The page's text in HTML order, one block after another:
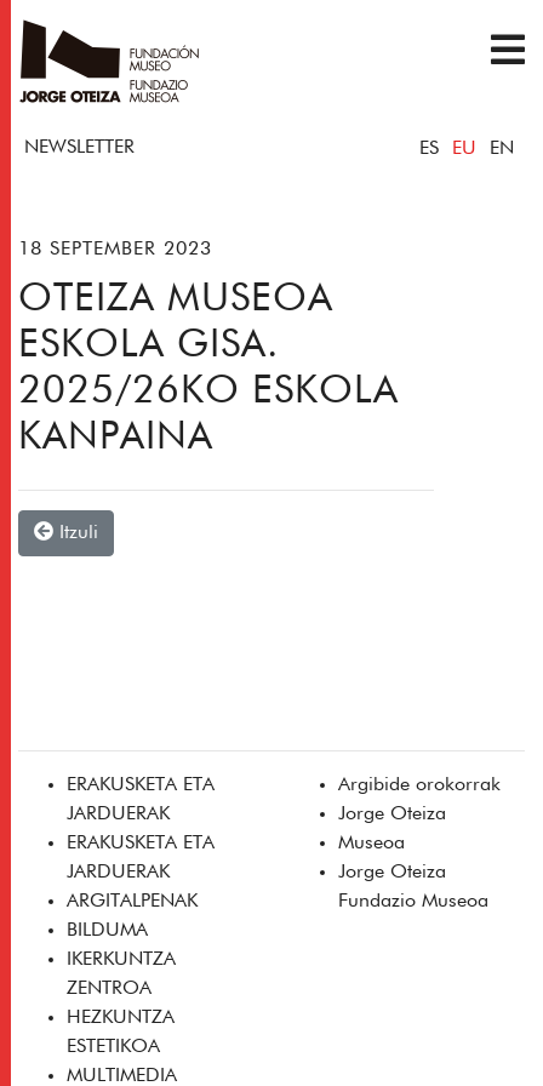
NEWSLETTER ES EU EN
18 SEPTEMBER 2023
OTEIZA MUSEOA
ESKOLA GISA.
2025/26KO ESKOLA
KANPAINA
Itzuli
ERAKUSKETA ETA
JARDUERAK
ERAKUSKETA ETA
JARDUERAK
ARGITALPENAK
BILDUMA
IKERKUNTZA
ZENTROA
HEZKUNTZA
ESTETIKOA
MULTIMEDIA
Argibide orokorrak
Jorge Oteiza
Museoa
Jorge Oteiza
Fundazio Museoa